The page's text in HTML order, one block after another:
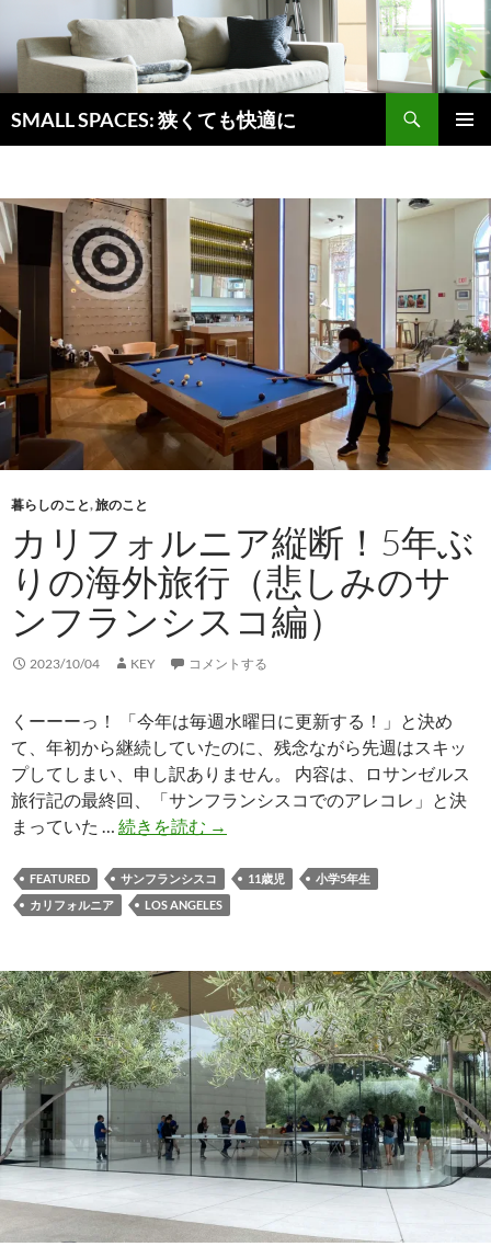
SMALL SPACES: 狭くても快適に
索
ン
ツ
へ
ス
ッ
プ
暮らしのこと,旅のこと
カリフォルニア縦断！5年ぶ
りの海外旅行（悲しみのサ
ンフランシスコ編）
2023/10/04 KEY コメントする
くーーーっ！ 「今年は毎週水曜日に更新する！」と決め
て、年初から継続していたのに、残念ながら先週はスキッ
プしてしまい、申し訳ありません。 内容は、ロサンゼルス
旅行記の最終回、「サンフランシスコでのアレコレ」と決
まっていた … 続きを読む カ
フ
ォ
ア
縦
断！
5
年
ぶ
り
の
海
外
旅
→
FEATURED サンフランシスコ 11歳児
小学5年生
カリフォルニア
LOS ANGELES